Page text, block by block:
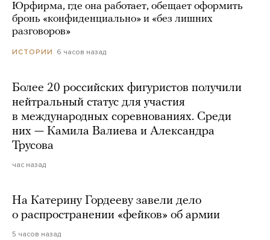
Юрфирма, где она работает, обещает оформить
бронь «конфиденциально» и «без лишних
разговоров»
ИСТОРИИ 6 часов назад
Более 20 российских фигуристов получили
нейтральный статус для участия
в международных соревнованиях. Среди
них — Камила Валиева и Александра
Трусова
час назад
На Катерину Гордееву завели дело
о распространении «фейков» об армии
5 часов назад